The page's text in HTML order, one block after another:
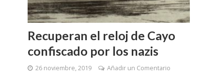
Recuperan el reloj de Cayo
confiscado por los nazis
26 noviembre, 2019 Añadir un Comentario